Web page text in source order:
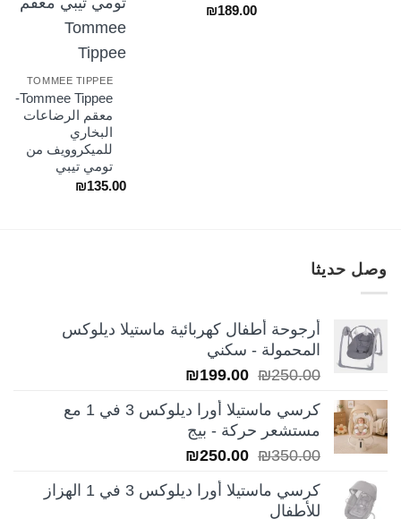
₪189.00
TOMMEE TIPPEE
Tommee Tippee-
معقم الرضاعات
البخاري
للميكروويف من
تومي تيبي
₪135.00
وصل حديثا
أرجوحة أطفال كهربائية ماستيلا ديلوكس
المحمولة - سكني
₪250.00
السعر
هو:
₪250.00.
₪199.00
هو:
كرسي ماستيلا أورا ديلوكس 3 في 1 مع
مستشعر حركة - بيج
₪350.00
السعر
هو:
₪250.00
هو:
كرسي ماستيلا أورا ديلوكس 3 في 1 الهزاز
للأطفال